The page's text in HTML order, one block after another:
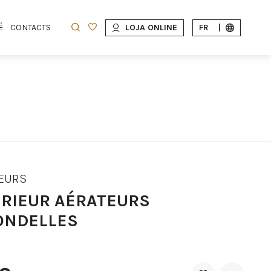
CONTACTS LOJA ONLINE FR
AÉRATEURS